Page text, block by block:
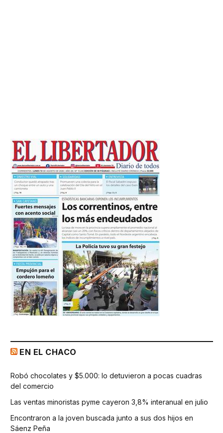
EN EL CHACO
Robó chocolates y $5.000: lo detuvieron a pocas cuadras
del comercio
Las ventas minoristas pyme cayeron 3,8% interanual en julio
Encontraron a la joven buscada junto a sus dos hijos en
Sáenz Peña